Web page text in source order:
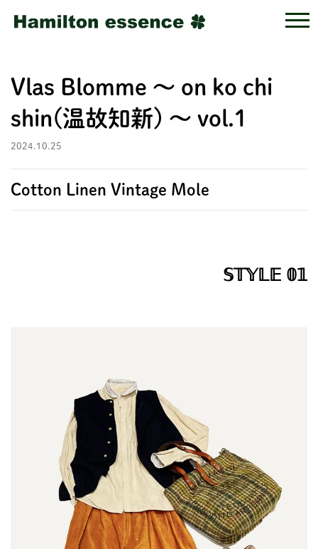
Vlas Blomme ～ on ko chi
shin(温故知新) ～ vol.1
2024.10.25
Cotton Linen Vintage Mole
𝕊𝕋𝕐𝕃𝔼 𝟘𝟙